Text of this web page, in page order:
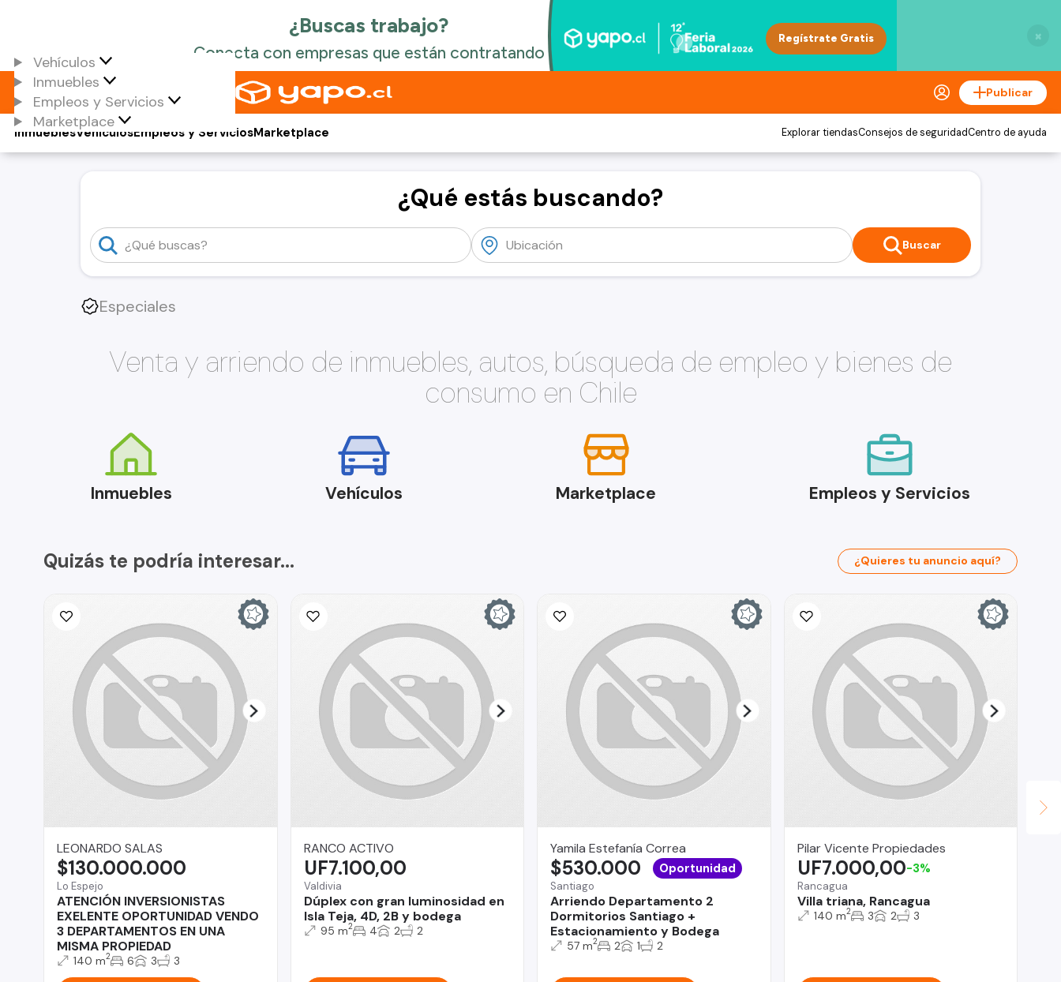
×
Vehículos
Inmuebles
Empleos y Servicios
Marketplace
Publicar
Vehículos
Inmuebles Empleos y ServiciosMarketplace Explorar tiendasConsejos de seguridadCentro de ayuda
¿Qué estás buscando?
Buscar
Especiales
Venta y arriendo de inmuebles, autos, búsqueda de empleo y bienes de
consumo en Chile
Inmuebles Vehículos Marketplace Empleos y Servicios
Quizás te podría interesar... ¿Quieres tu anuncio aquí?
LEONARDO SALAS
Lo Espejo
ATENCIÓN INVERSIONISTAS
EXELENTE OPORTUNIDAD VENDO
3 DEPARTAMENTOS EN UNA
MISMA PROPIEDAD
$130.000.000
140 m2 6 3 3
RANCO ACTIVO
Valdivia
Dúplex con gran luminosidad en
Isla Teja, 4D, 2B y bodega
UF7.100,00
95 m2 4 2 2
Yamila Estefanía Correa
Santiago
Arriendo Departamento 2
Dormitorios Santiago +
Estacionamiento y Bodega
$530.000 Oportunidad
57 m2 2 1 2
Pilar Vicente Propiedades
Rancagua
Villa triana, Rancagua
UF7.000,00-3%
140 m2 3 2 3